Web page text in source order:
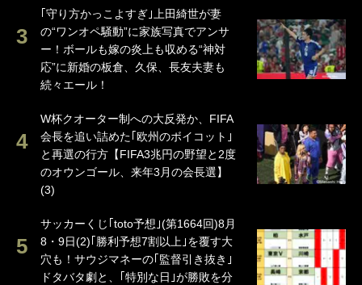
｢守り方かっこよすぎ｣上田綺世が妻
の“ワンオペ騒動”に家族写真でアンサ
ー！ボールも嫁の炎上も収める“神対
応”に新婚の板倉、久保、長友夫妻も
続々エール！
W杯クオーター制への大反発か、FIFA
会長を追い詰めた｢欧州のボイコット｣
と再選の行方【FIFA3兆円の野望と2度
のオウンゴール、来年3月の会長選】
(3)
サッカーくじ｢toto予想｣(第1664回)8月
8・9日(2)｢勝利予想7割以上｣を覆す大
穴も！サウジマネーの｢監督引き抜き｣
ドタバタ劇と、｢特別な日｣が勝敗を分